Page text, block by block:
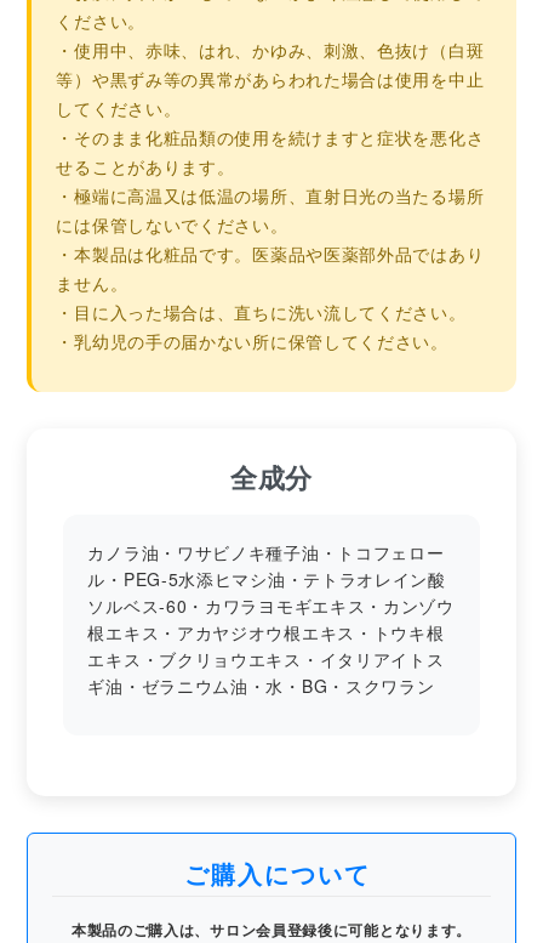
ください。
・使用中、赤味、はれ、かゆみ、刺激、色抜け（白斑
等）や黒ずみ等の異常があらわれた場合は使用を中止
してください。
・そのまま化粧品類の使用を続けますと症状を悪化さ
せることがあります。
・極端に高温又は低温の場所、直射日光の当たる場所
には保管しないでください。
・本製品は化粧品です。医薬品や医薬部外品ではあり
ません。
・目に入った場合は、直ちに洗い流してください。
・乳幼児の手の届かない所に保管してください。
全成分
カノラ油・ワサビノキ種子油・トコフェロー
ル・PEG-5水添ヒマシ油・テトラオレイン酸
ソルベス-60・カワラヨモギエキス・カンゾウ
根エキス・アカヤジオウ根エキス・トウキ根
エキス・ブクリョウエキス・イタリアイトス
ギ油・ゼラニウム油・水・BG・スクワラン
ご購入について
本製品のご購入は、サロン会員登録後に可能となります。